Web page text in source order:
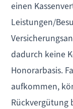
einen
Leistungen/
dadurch keine
Honorarbasis.
aufkommen,
Rückvergütung